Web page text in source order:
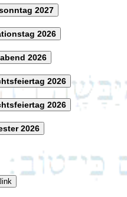
2027
2026
2026
2026
2026
2026